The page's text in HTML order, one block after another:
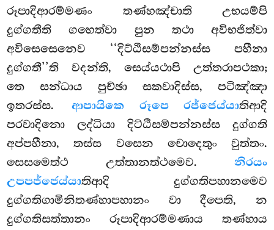
රූපාදිආරම්මණං තණ්හඤ්චාති උභයම්පි
දුග්ගතීති ගහෙත්වා පුන තථා අවිභජිත්වා
අවිසෙසෙනෙව ‘‘දිට්ඨිසම්පන්නස්ස පහීනා
දුග්ගතී’’ති වදන්ති, සෙය්යථාපි උත්තරාපථකා;
තෙ සන්ධාය පුච්ඡා සකවාදිස්ස, පටිඤ්ඤා
ඉතරස්ස.ආපායිකෙ රූපෙ රජ්ජෙය්යාතිආදි
පරවාදිනො ලද්ධියා දිට්ඨිසම්පන්නස්ස දුග්ගති
අප්පහීනා, තස්ස වසෙන චොදෙතුං වුත්තං.
සෙසමෙත්ථ උත්තානත්ථමෙව. නිරයං
උපපජ්ජෙය්යාතිආදි දුග්ගතිපහානමෙව
දුග්ගතිගාමිනිතණ්හාපහානං වා දීපෙති, න
දුග්ගතිසත්තානං රූපාදිආරම්මණාය තණ්හාය